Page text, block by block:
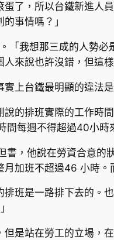
蛋了，所以台鐵新進人
事情嗎？」
「我想那三成的人勢
來說也許沒錯，但這
實上台鐵最明顯的違法
說的排班實際的工作
間每週不得超過40小時
書，他說在勞資合意的
月加班不超過46 小時
排班是一路排下去的。
但是站在勞工的立場，